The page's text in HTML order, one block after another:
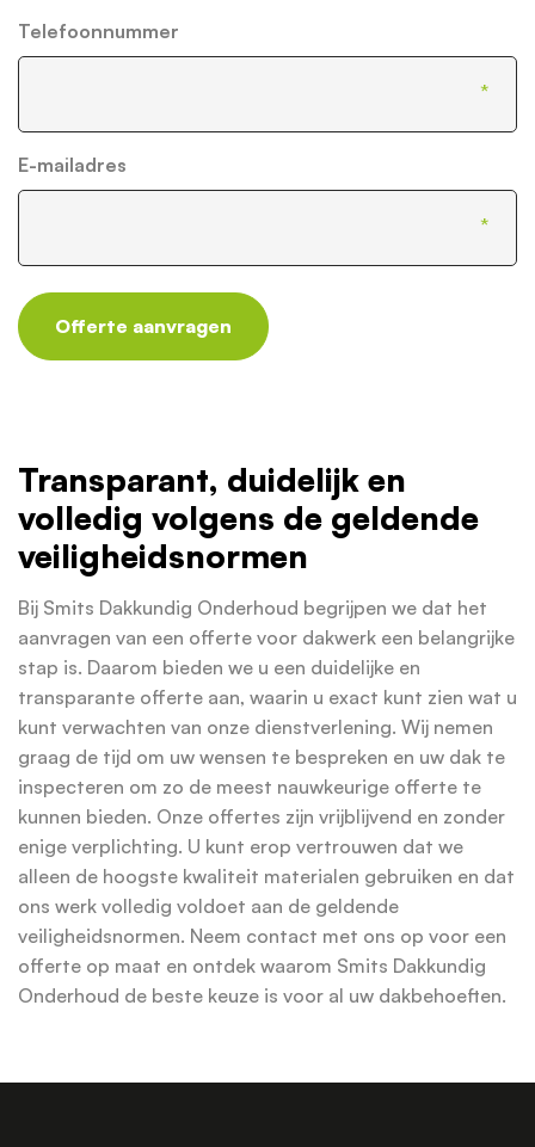
Telefoonnummer
E-mailadres
Offerte aanvragen
Transparant, duidelijk en
volledig volgens de geldende
veiligheidsnormen
Bij Smits Dakkundig Onderhoud begrijpen we dat het
aanvragen van een offerte voor dakwerk een belangrijke
stap is. Daarom bieden we u een duidelijke en
transparante offerte aan, waarin u exact kunt zien wat u
kunt verwachten van onze dienstverlening. Wij nemen
graag de tijd om uw wensen te bespreken en uw dak te
inspecteren om zo de meest nauwkeurige offerte te
kunnen bieden. Onze offertes zijn vrijblijvend en zonder
enige verplichting. U kunt erop vertrouwen dat we
alleen de hoogste kwaliteit materialen gebruiken en dat
ons werk volledig voldoet aan de geldende
veiligheidsnormen. Neem contact met ons op voor een
offerte op maat en ontdek waarom Smits Dakkundig
Onderhoud de beste keuze is voor al uw dakbehoeften.